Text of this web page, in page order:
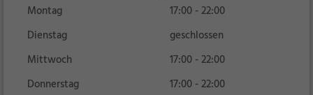
Montag
17:00 - 22:00
Dienstag
geschlossen
Mittwoch
17:00 - 22:00
Donnerstag
17:00 - 22:00